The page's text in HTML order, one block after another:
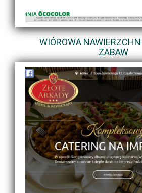
WIÓROWA
ZABAW